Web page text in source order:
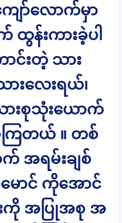
ော်လောက်မှာ
န်းကားခဲ့ပါ
င်းတဲ့ သား
ားလေးရယ်၊
းစုသုံးယောက်
ကြတယ် ။ တစ်
အရမ်းချစ်
ောင် ကိုအောင်
ကို အပြုအစု အ